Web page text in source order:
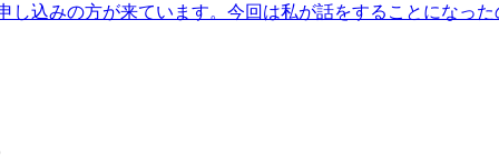
込みの方が来ています。今回は私が話をすることになっ